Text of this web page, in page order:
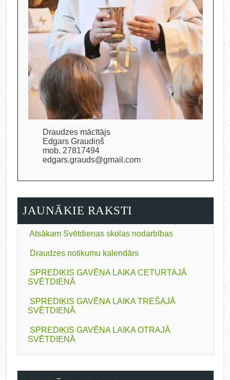
Draudzes mācītājs
Edgars Graudiņš
mob. 27817494
edgars.grauds@gmail.com
JAUNĀKIE RAKSTI
Atsākam Svētdienas skolas nodarbības
Draudzes notikumu kalendārs
SPREDIĶIS GAVĒŅA LAIKA CETURTAJĀ
SVĒTDIENĀ
SPREDIĶIS GAVĒŅA LAIKA TREŠAJĀ
SVĒTDIENĀ
SPREDIĶIS GAVĒŅA LAIKA OTRAJĀ
SVĒTDIENĀ